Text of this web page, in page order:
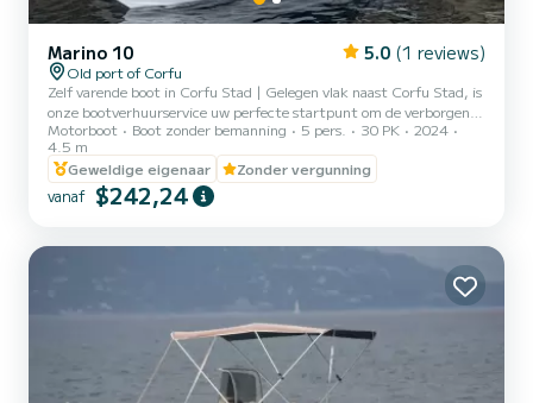
Marino 10 5.0 (1 reviews)
Old port of Corfu
Zelf varende boot in Corfu Stad | Gelegen vlak naast Corfu Stad, is
onze bootverhuurservice uw perfecte startpunt om de verborgen
pareltjes van de adembenemende noordoostkust van Corfu te
ontdekken. Of u nu op zoek bent naar een ontspannen dag op zee,
het bezoeken van afgelegen stranden, of het verkennen van
charmante kustdorpen zoals Kalami, Kassiopi en Agni, onze goed
onderhouden boten bieden vrijheid en comfort voor iedereen. |
besture...
Motorboot Boot zonder bemanning 5 pers. 30 PK
2024
4.5 m
Geweldige eigenaar
Zonder vergunning
vanaf $242,24